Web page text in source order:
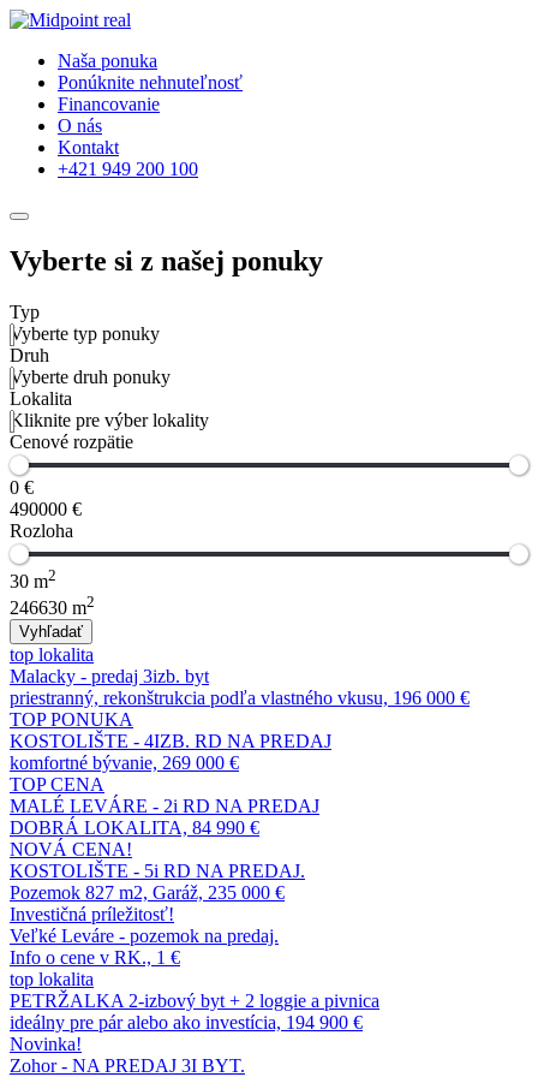
Naša ponuka
Ponúknite nehnuteľnosť
Financovanie
O nás
Kontakt
+421 949 200 100
Vyberte si z našej ponuky
Typ
Vyberte typ ponuky
Druh
Vyberte druh ponuky
Lokalita
Kliknite pre výber lokality
Cenové rozpätie
0 €
490000 €
Rozloha
30 m2
246630 m2
Vyhľadať
top lokalita
Malacky - predaj 3izb. byt
priestranný, rekonštrukcia podľa vlastného vkusu, 196 000 €
TOP PONUKA
KOSTOLIŠTE - 4IZB. RD NA PREDAJ
komfortné bývanie, 269 000 €
TOP CENA
MALÉ LEVÁRE - 2i RD NA PREDAJ
DOBRÁ LOKALITA, 84 990 €
NOVÁ CENA!
KOSTOLIŠTE - 5i RD NA PREDAJ.
Pozemok 827 m2, Garáž, 235 000 €
Investičná príležitosť!
Veľké Leváre - pozemok na predaj.
Info o cene v RK., 1 €
top lokalita
PETRŽALKA 2-izbový byt + 2 loggie a pivnica
ideálny pre pár alebo ako investícia, 194 900 €
Novinka!
Zohor - NA PREDAJ 3I BYT.